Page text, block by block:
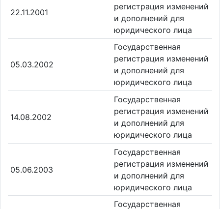
22.11.2001
регистрация изменений
и дополнений для
юридического лица
05.03.2002
Государственная
регистрация изменений
и дополнений для
юридического лица
14.08.2002
Государственная
регистрация изменений
и дополнений для
юридического лица
05.06.2003
Государственная
регистрация изменений
и дополнений для
юридического лица
Государственная